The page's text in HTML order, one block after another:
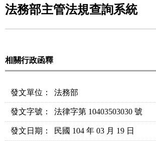
法務部主管法規查詢系統
相關行政函釋
發文單位： 法務部
發文字號： 法律字第 10403503030 號
發文日期： 民國 104 年 03 月 19 日